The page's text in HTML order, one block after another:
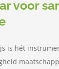
voor
is hét